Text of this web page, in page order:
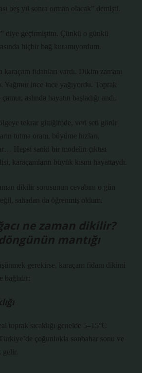
beş yıl sonra orman olacak” demişti.
diye geçirmiştim. Çünkü o günkü
hiçbir bağ kuramıyordum.
fidanları vardı. Dikim zamanı
Yağmur ince ince yağıyordu. Toprak
aslında hayatın başladığı andı.
tekrar gittiğimde, veri seti görür
tutma oranı, büyüme hızları,
Hepsi sanki bir modelin çıktısı
karaçamların büyük kısmı hayattaydı.
dikilir sorusunun cevabını o gün
sahadan da öğrenmiş oldum.
ne zaman dikilir?
mantığı
gerekirse, karaçam fidanı dikimi
toprak sıcaklığı genelde 5–15°C
Türkiye’de çoğunlukla sonbahar sonu ve